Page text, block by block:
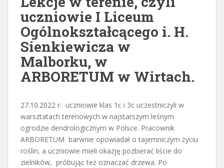
uczniowie I Liceum
Ogólnokształcącego i. H.
Sienkiewicza w
Malborku, w
ARBORETUM w Wirtach.
27.10.2022 r. uczniowie klas 1c i 3c uczestniczyli w
warsztatach terenowych w najstarszym leśnym
ogrodzie dendrologicznym w Polsce. Pracownik
ARBORETUM barwnie opowiadał o tajemniczym życiu
roślin, a uczniowie mieli okazję pozbierać liście do
zielników, próbując też oznaczać drzewa. Po